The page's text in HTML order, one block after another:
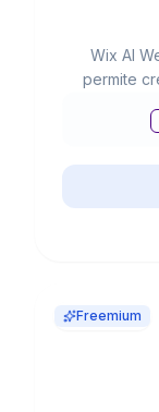
Wix AI
permite
design
15+
Freemium